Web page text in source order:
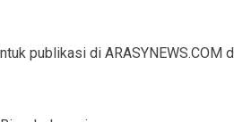
publikasi di ARASYNEWS.COM